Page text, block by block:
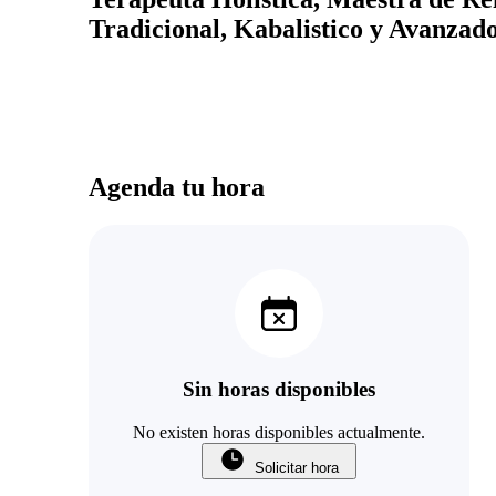
Tradicional, Kabalistico y
Agenda tu hora
Sin horas disponibles
No existen horas disponibles actualmente.
Solicitar hora